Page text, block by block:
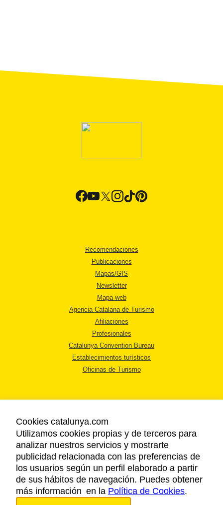
Recomendaciones
Publicaciones
Mapas/GIS
Newsletter
Mapa web
Agencia Catalana de Turismo
Afiliaciones
Profesionales
Catalunya Convention Bureau
Establecimientos turísticos
Oficinas de Turismo
AVISO LEGAL
POLÍTICA DE PRIVACIDAD
COOKIES
ACCESSIBILIDAD
Cookies catalunya.com
Utilizamos cookies propias y de terceros para
analizar nuestros servicios y mostrarte
publicidad relacionada con las preferencias de
los usuarios según un perfil elaborado a partir
de sus hábitos de navegación. Puedes obtener
más información en la Política de Cookies.